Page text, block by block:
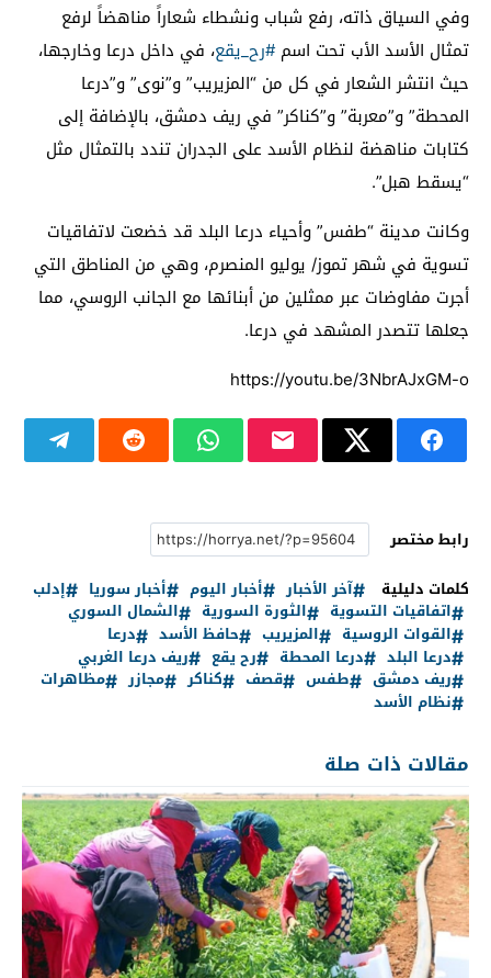
وفي السياق ذاته، رفع شباب ونشطاء شعاراً مناهضاً لرفع
تمثال الأسد الأب تحت اسم#رح_يقع، في داخل درعا وخارجها،
حيث انتشر الشعار في كل من “المزيريب” و”نوى” و”درعا
المحطة” و”معربة” و”كناكر” في ريف دمشق، بالإضافة إلى
كتابات مناهضة لنظام الأسد على الجدران تندد بالتمثال مثل
“يسقط هبل”.
وكانت ﻣﺪﻳﻨﺔ “ﻃﻔﺲ” ﻭﺃﺣﻴﺎﺀ ﺩﺭﻋﺎ ﺍﻟﺒﻠﺪ قد خضعت لاتفاقيات
تسوية في شهر تموز/ يوليو المنصرم، وهي من المناطق التي
أجرت مفاوضات عبر ممثلين من أبنائها مع الجانب الروسي، مما
جعلها تتصدر المشهد في درعا.
https://youtu.be/3NbrAJxGM-o
رابط مختصر
كلمات دليلية
آخر الأخبار أخبار اليوم أخبار سوريا
إدلب
اتفاقيات التسوية
الثورة السورية
الشمال السوري
القوات الروسية
المزيريب حافظ الأسد
درعا
درعا البلد
درعا المحطة رح يقع
ريف درعا الغربي
ريف دمشق
طفس قصف كناكر مجازر
مظاهرات
نظام الأسد
مقالات ذات صلة